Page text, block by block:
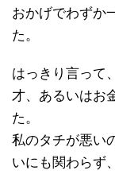
おかげでわずか
た。
はっきり言って
才、あるいはお
た。
私のタチが悪い
いにも関わらず